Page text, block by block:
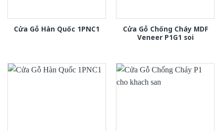
Cửa Gỗ Hàn Quốc 1PNC1
Cửa Gỗ Chống Cháy MDF
Veneer P1G1 soi